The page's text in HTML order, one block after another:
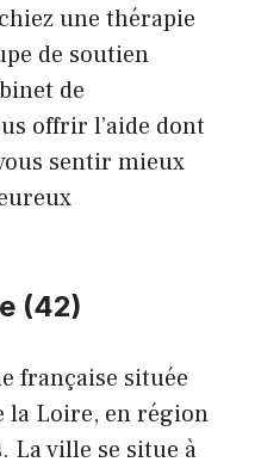
une thérapie
de soutien
de
offrir l’aide dont
sentir mieux
(42)
française située
la Loire, en région
La ville se situe à